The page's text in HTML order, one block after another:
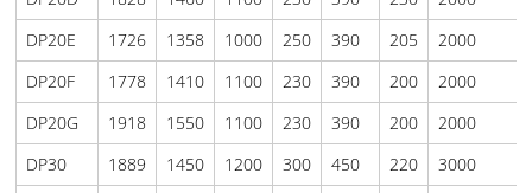
DP20E
1726 1358 1000 250 390 205
2000
DP20F
1778 1410 1100 230 390 200
2000
DP20G
1918 1550 1100 230 390 200
2000
DP30
1889 1450 1200 300 450 220
3000